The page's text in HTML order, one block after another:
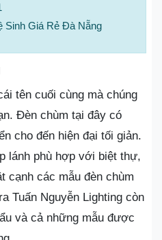
Sinh Giá Rẻ Đà Nẵng
tên cuối cùng mà chúng
Đèn chùm tại đây có
cho đến hiện đại tối giản.
lánh phù hợp với biệt thự,
cạnh các mẫu đèn chùm
Tuấn Nguyễn Lighting còn
và cả những mẫu được